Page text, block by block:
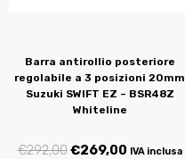
Barra antirollio posteriore
regolabile a 3 posizioni 20mm
Suzuki SWIFT EZ – BSR48Z
Whiteline
€292,00€269,00 IVA inclusa